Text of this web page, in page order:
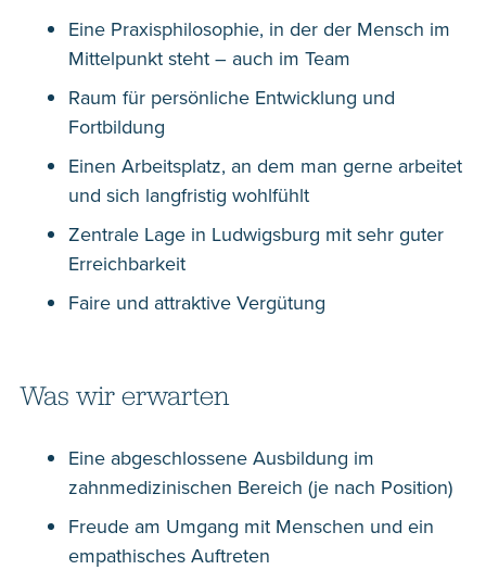
Eine Praxisphilosophie, in der der Mensch im
Mittelpunkt steht – auch im Team
Raum für persönliche Entwicklung und
Fortbildung
Einen Arbeitsplatz, an dem man gerne arbeitet
und sich langfristig wohlfühlt
Zentrale Lage in Ludwigsburg mit sehr guter
Erreichbarkeit
Faire und attraktive Vergütung
Was wir erwarten
Eine abgeschlossene Ausbildung im
zahnmedizinischen Bereich (je nach Position)
Freude am Umgang mit Menschen und ein
empathisches Auftreten